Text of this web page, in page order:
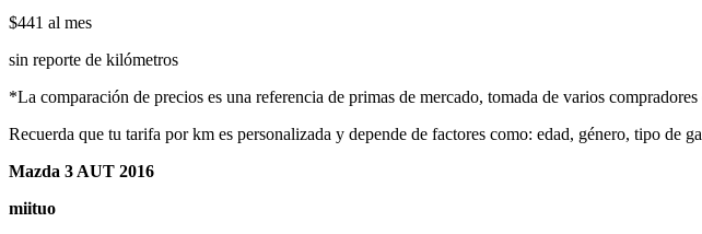
$441 al mes
sin reporte de kilómetros
*La comparación de precios es una referencia de primas de mercado, tomada de varios
Recuerda que tu tarifa por km es personalizada y depende de factores como: edad, género, tipo de
Mazda 3 AUT 2016
miituo